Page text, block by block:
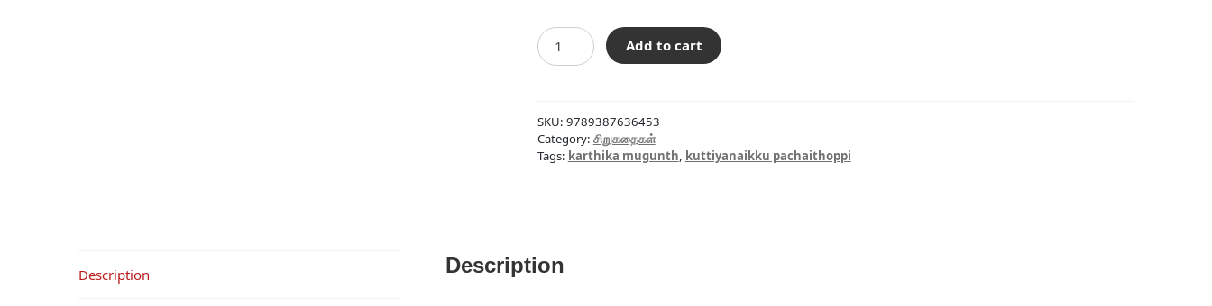
குட்டியானைக்கு
பச்சைத்
Add to cart
SKU: 9789387636453
Category: சிறுகதைகள்
Tags: karthika mugunth, kuttiyanaikku pachaithoppi
Description Description